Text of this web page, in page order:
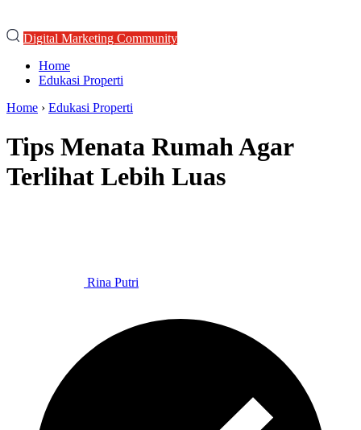
Digital Marketing Community
Home
Edukasi Properti
Home › Edukasi Properti
Tips Menata Rumah Agar
Terlihat Lebih Luas
Rina Putri